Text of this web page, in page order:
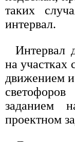
таких
интервал.
Интервал
на участках
движением
заданием
проектном